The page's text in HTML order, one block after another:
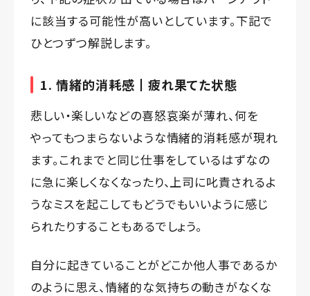
に該当する可能性が高いとしています。下記で
ひとつずつ解説します。
1. 情緒的消耗感┃疲れ果てた状態
悲しい・楽しいなどの喜怒哀楽が薄れ、何を
やってもつまらないような情緒的消耗感が現れ
ます。これまでと同じ仕事をしているはずなの
に急に楽しくなくなったり、上司に叱責されるよ
うなミスを起こしてもどうでもいいように感じ
られたりすることもあるでしょう。
自分に起きていることがどこか他人事であるか
のように思え、情緒的な気持ちの動きがなくな